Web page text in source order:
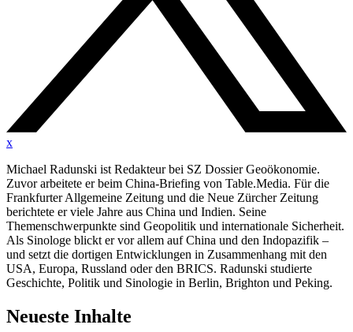
x
Michael Radunski ist Redakteur bei SZ Dossier Geoökonomie.
Zuvor arbeitete er beim China-Briefing von Table.Media. Für die
Frankfurter Allgemeine Zeitung und die Neue Zürcher Zeitung
berichtete er viele Jahre aus China und Indien. Seine
Themenschwerpunkte sind Geopolitik und internationale Sicherheit.
Als Sinologe blickt er vor allem auf China und den Indopazifik –
und setzt die dortigen Entwicklungen in Zusammenhang mit den
USA, Europa, Russland oder den BRICS. Radunski studierte
Geschichte, Politik und Sinologie in Berlin, Brighton und Peking.
Neueste Inhalte